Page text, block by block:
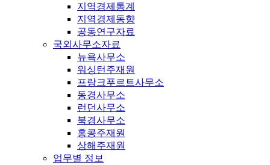
지역경제통계
지역경제동향
공동연구자료
국외사무소자료
뉴욕사무소
워싱턴주재원
프랑크푸르트사무소
동경사무소
런던사무소
북경사무소
홍콩주재원
상해주재원
업무별 정보